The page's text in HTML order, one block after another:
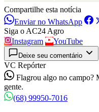
Compartilhe esta notícia
Enviar no WhatsApp
Siga o AC24 Agro
Instagram
YouTube
Deixe seu comentário
VC Repórter
Flagrou algo no campo?
gente.
(68) 99950-7016